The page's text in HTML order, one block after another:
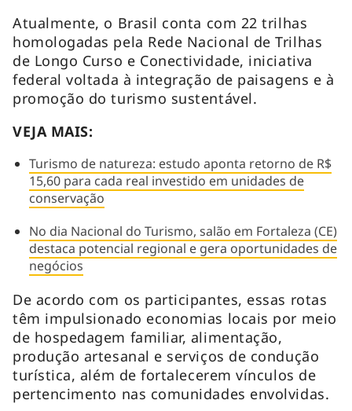
Atualmente, o Brasil conta com 22 trilhas
homologadas pela Rede Nacional de Trilhas
de Longo Curso e Conectividade, iniciativa
federal voltada à integração de paisagens e à
promoção do turismo sustentável.
VEJA MAIS:
Turismo de natureza: estudo aponta retorno de R$
15,60 para cada real investido em unidades de
conservação
No dia Nacional do Turismo, salão em Fortaleza (CE)
destaca potencial regional e gera oportunidades de
negócios
De acordo com os participantes, essas rotas
têm impulsionado economias locais por meio
de hospedagem familiar, alimentação,
produção artesanal e serviços de condução
turística, além de fortalecerem vínculos de
pertencimento nas comunidades envolvidas.